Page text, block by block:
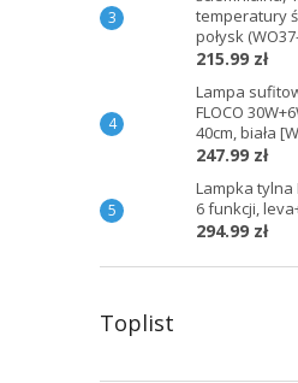
temperatury
połysk
215.99 zł
Lampa
FLOCO
40cm, biała
247.99 zł
Lampka tylna
6 funkcji,
294.99 zł
Toplist